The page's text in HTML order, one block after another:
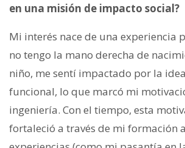
en una misión de impacto social?
Mi interés nace de una experiencia
no tengo la mano derecha de
niño, me sentí impactado por la
funcional, lo que marcó mi
ingeniería. Con el tiempo, esta
fortaleció a través de mi formación